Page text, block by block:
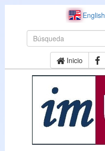
English
Inicio